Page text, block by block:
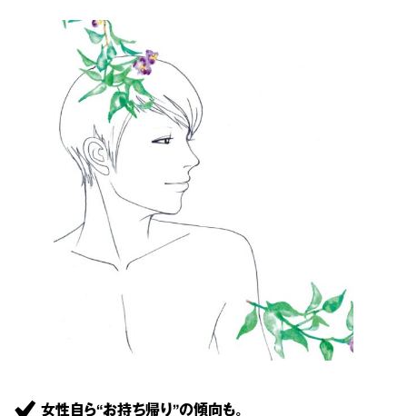
女性自ら“お持ち帰り”の傾向も。